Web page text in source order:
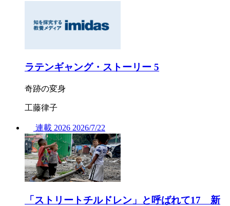
ラテンギャング・ストーリー 5
奇跡の変身
工藤律子
連載 2026 2026/7/22
「ストリートチルドレン」と呼ばれて17 新